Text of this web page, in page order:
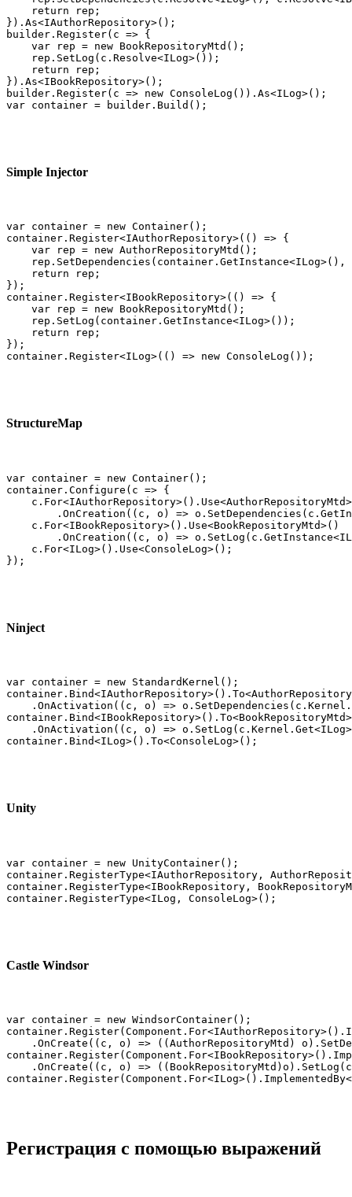
    return rep;
}).As<IAuthorRepository>();
builder.Register(c => {
    var rep = new BookRepositoryMtd();
    rep.SetLog(c.Resolve<ILog>());
    return rep;
}).As<IBookRepository>();
builder.Register(c => new ConsoleLog()).As<ILog>();
var container = builder.Build();
Simple Injector
var container = new Container();
container.Register<IAuthorRepository>(() => {
    var rep = new AuthorRepositoryMtd();
    return rep;
});
container.Register<IBookRepository>(() => {
    var rep = new BookRepositoryMtd();
    rep.SetLog(container.GetInstance<ILog>());
    return rep;
});
container.Register<ILog>(() => new ConsoleLog());
StructureMap
var container = new Container();
container.Configure(c => {
.OnCreation((c, o) =>
    c.For<IBookRepository>().Use<BookRepositoryMtd>()
.OnCreation((c, o) =>
    c.For<ILog>().Use<ConsoleLog>();
});
Ninject
var container = new StandardKernel();
.OnActivation((c, o) =>
.OnActivation((c, o) =>
container.Bind<ILog>().To<ConsoleLog>();
Unity
var container = new UnityContainer();
container.RegisterType<IAuthorRepository,
container.RegisterType<IBookRepository,
container.RegisterType<ILog, ConsoleLog>();
Castle Windsor
var container = new WindsorContainer();
.OnCreate((c, o) => ((AuthorRepositoryMtd)
.OnCreate((c, o) =>
Регистрация с помощью выражений